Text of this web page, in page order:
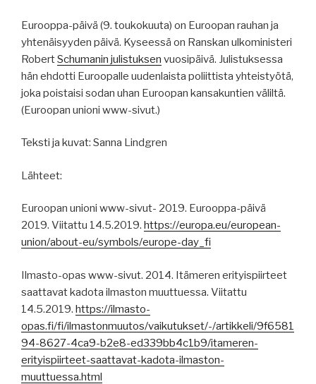
Eurooppa-päivä (9. toukokuuta) on Euroopan rauhan ja
yhtenäisyyden päivä. Kyseessä on Ranskan ulkoministeri
RobertSchumanin julistuksen vuosipäivä. Julistuksessa
hän ehdotti Euroopalle uudenlaista poliittista yhteistyötä,
joka poistaisi sodan uhan Euroopan kansakuntien väliltä.
(Euroopan unioni www-sivut.)
Teksti ja kuvat: Sanna Lindgren
Lähteet:
Euroopan unioni www-sivut- 2019. Eurooppa-päivä
2019. Viitattu 14.5.2019. https://europa.eu/european-
union/about-eu/symbols/europe-day_fi
Ilmasto-opas www-sivut. 2014. Itämeren erityispiirteet
saattavat kadota ilmaston muuttuessa. Viitattu
14.5.2019. https://ilmasto-
opas.fi/fi/ilmastonmuutos/vaikutukset/-/artikkeli/9f6581
94-8627-4ca9-b2e8-ed339bb4c1b9/itameren-
erityispiirteet-saattavat-kadota-ilmaston-
muuttuessa.html